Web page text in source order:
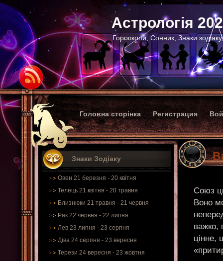
Астрологія
Гороскопи, Сонник, Знаки
Головна сторінка Регистрация
Знаки Зодіаку
Овен 21 березня - 20 квітня
Телець 21 квітня - 20 травня
Близнюки 21 травня - 21 червня
Рак 22 червня - 22 липня
Лев 23 липня - 23 серпня
Діва 24 серпня - 23 вересня
Терези 24 вересня - 23 жовтня
Союз
Воно
важко,
цінне,